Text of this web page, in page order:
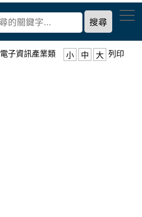
電子資訊產業類 小 中 大 列印